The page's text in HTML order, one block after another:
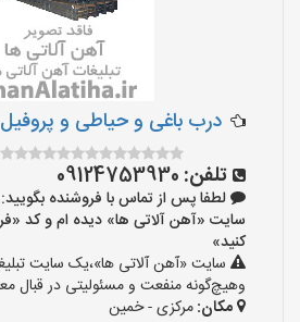
درب باغی و حیاطی و پروفیل
تلفن: 09124753930
لطفا پس از تماس با فروشنده
کنید»
سایت «آهن آلاتی ها»،یک سایت
وهیچ‌گونه منفعت و مسئولیتی در قبال
مکان:مرکزی - خمین